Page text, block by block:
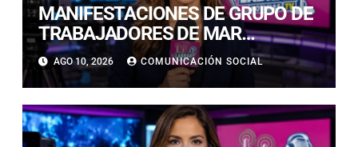
MANIFESTACIONES DE GRUPO DE
TRABAJADORES DE MAR
PROVOCAN EL CORTE TOTAL DE
LA RUTA 5 NORTE A LA ALTURA DE
CALDERA
AGO 10, 2026 COMUNICACIÓN SOCIAL